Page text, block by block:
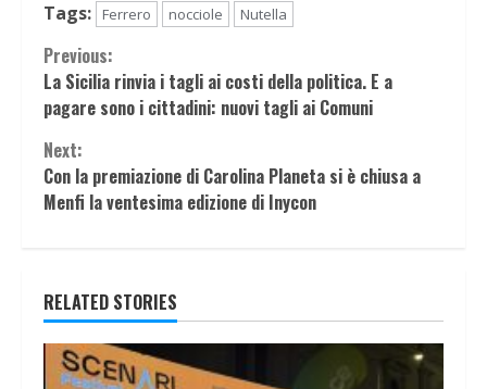
Tags:
Ferrero nocciole Nutella
Continue
Reading
Previous:
La Sicilia rinvia i tagli ai costi della politica. E a
pagare sono i cittadini: nuovi tagli ai Comuni
Next:
Con la premiazione di Carolina Planeta si è chiusa a
Menfi la ventesima edizione di Inycon
RELATED STORIES